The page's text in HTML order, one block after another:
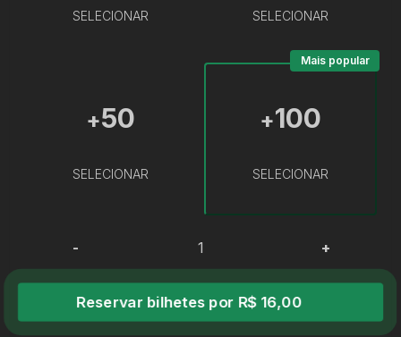
SELECIONAR SELECIONAR
+50
SELECIONAR
+100
SELECIONAR
Mais popular
- +
Reservar bilhetes por R$ 16,00